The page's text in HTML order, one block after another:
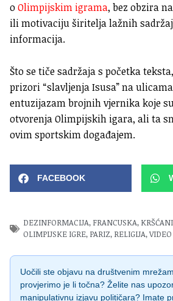
oOlimpijskim igrama, bez obzira
ili motivaciju širitelja lažnih
informacija.
Što se tiče sadržaja s početka
prizori “slavljenja Isusa” na
entuzijazam brojnih vjernika koje
otvorenja Olimpijskih igara, ali ta
ovim sportskim događajem.
FACEBOOK
DEZINFORMACIJA, FRANCUSKA, KRŠĆANI
OLIMPIJSKE IGRE, PARIZ, RELIGIJA,VIDEO
Uočili ste objavu na društvenim
provjerimo je li točna? Želite nas
manipulativnu izjavu političara? Imate